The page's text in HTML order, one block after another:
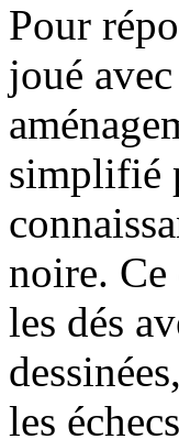
Pour
joué
simplifié
noire.
les dés
les